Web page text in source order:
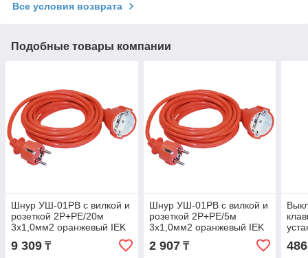
Все условия возврата
Подобные товары компании
Шнур УШ-01РВ с вилкой и
розеткой 2P+PE/20м
3х1,0мм2 оранжевый IEK
9 309 ₸
Шнур УШ-01РВ с вилкой и
розеткой 2P+PE/5м
3х1,0мм2 оранжевый IEK
2 907₸ 486